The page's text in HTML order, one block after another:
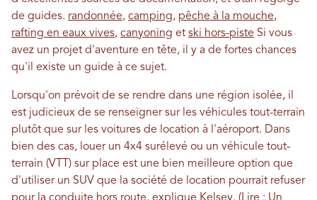
de guides. randonnée, camping, pêche à la mouche,
rafting en eaux vives, canyoning et ski hors-piste Si vous
avez un projet d'aventure en tête, il y a de fortes chances
qu'il existe un guide à ce sujet.
Lorsqu'on prévoit de se rendre dans une région isolée, il
est judicieux de se renseigner sur les véhicules tout-terrain
plutôt que sur les voitures de location à l'aéroport. Dans
bien des cas, louer un 4x4 surélevé ou un véhicule tout-
terrain (VTT) sur place est une bien meilleure option que
d'utiliser un SUV que la société de location pourrait refuser